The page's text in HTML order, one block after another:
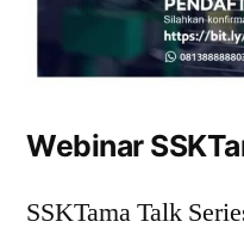
Webinar
SSKTama Talk